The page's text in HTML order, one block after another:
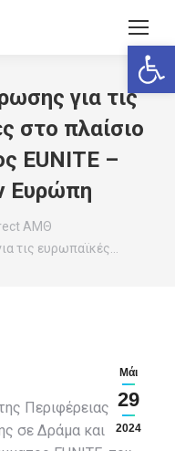
για τις
στο πλαίσιο
EUNITE –
Ευρώπη
ΑΜΘ
τις ευρωπαϊκές…
Μάι
29
2024
Περιφέρειας
σε Δράμα και